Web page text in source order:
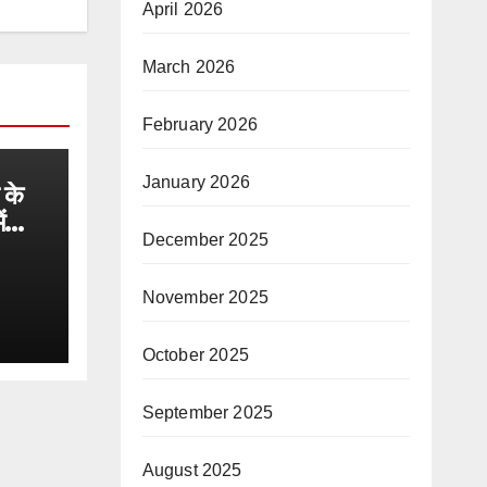
के
से
April 2026
March 2026
February 2026
January 2026
December 2025
November 2025
October 2025
September 2025
August 2025